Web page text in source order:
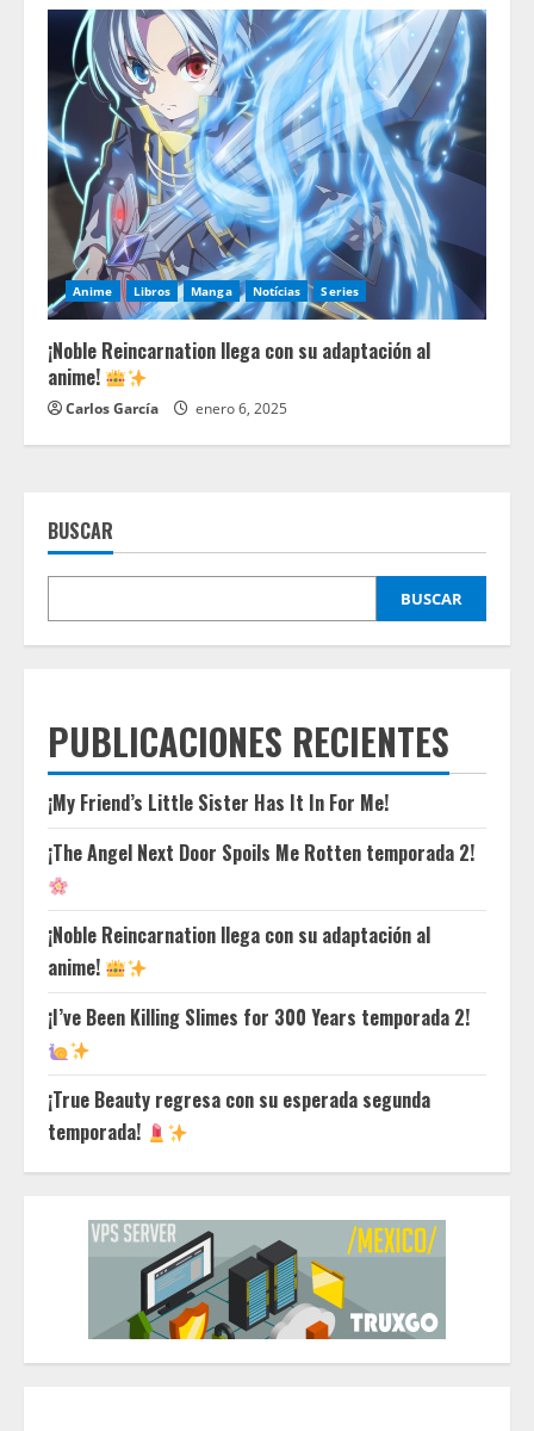
Anime Libros Manga Notícias Series
¡Noble Reincarnation llega con su adaptación al
anime!
Carlos García enero 6, 2025
BUSCAR
BUSCAR
PUBLICACIONES RECIENTES
¡My Friend’s Little Sister Has It In For Me!
¡The Angel Next Door Spoils Me Rotten temporada 2!
¡Noble Reincarnation llega con su adaptación al
anime!
¡I’ve Been Killing Slimes for 300 Years temporada 2!
¡True Beauty regresa con su esperada segunda
temporada!